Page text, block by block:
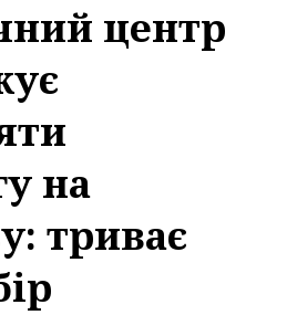
центр
на
триває